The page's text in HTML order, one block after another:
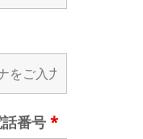
番号 *